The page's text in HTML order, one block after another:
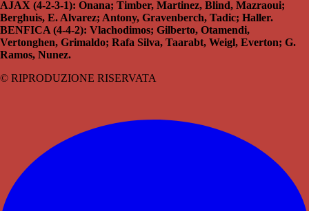
AJAX (4-2-3-1): Onana; Timber, Martinez, Blind, Mazraoui;
Berghuis, E. Alvarez; Antony, Gravenberch, Tadic; Haller.
BENFICA (4-4-2): Vlachodimos; Gilberto, Otamendi,
Vertonghen, Grimaldo; Rafa Silva, Taarabt, Weigl, Everton; G.
Ramos, Nunez.
© RIPRODUZIONE RISERVATA